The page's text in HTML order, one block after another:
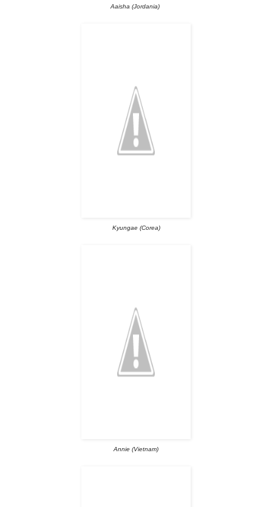
Aaisha (Jordania)
Kyungae (Corea)
Annie (Vietnam)